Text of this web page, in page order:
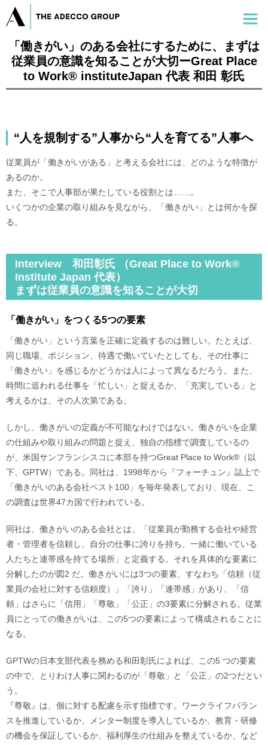
「働きがい」のある会社にするために、まずは
従業員の意識を知ることが大切ーGreat Place
to Work® instituteJapan 代表 和田 彰氏
“人を規制する”人事から“人を育てる”人事へ
従業員が「働きがいがある」と考える会社には、どのような特徴が
あるのか。
また、そこで人事部が果たしている役割とは……。
いくつかの企業の取り組みを見ながら、「働きがい」とは何かを探
る。
Interview 和田彰氏 （Great Place to Work®
Institute Japan 代表）
まずは従業員の意識を知ることが大切
「働きがい」をつくる5つの要素
「働きがい」という言葉を正確に定義するのは難しい。たとえば、
同じ職場、ポジション、待遇で働いていたとしても、その仕事に
「働きがい」を感じるかどうかは人によって異なるだろう。また、
時間に追われる仕事を「忙しい」と捉えるか、「充実している」と
考えるかは、その人次第である。
しかし、働きがいの定義が不可能なわけではない。働きがいを企業
の仕組みや取り組みの問題と捉え、独自の指標で調査しているの
が、米国サンフランシスコに本部を持つGreat Place to Work®（以
下、GPTW）である。同社は、1998年から『フォーチュン』誌上で
「働きがいのある会社ベスト100」を毎年発表しており、現在、こ
の調査は世界47カ国で行われている。
同社は、働きがいのある会社とは、「従業員が勤務する会社や経営
者・管理者を信頼し、自分の仕事に誇りを持ち、一緒に働いている
人たちと連帯感を持てる場所」と定義する。それを具体的な要素に
分解したのが図2 だ。働きがいには3つの要素、すなわち「信頼（従
業員の会社に対する信頼度）」「誇り」「連帯感」があり、「信
頼」はさらに「信用」「尊敬」「公正」の3要素に分解される。従業
員にとっての働きがいは、この5つの要素によって構成されることに
なる。
GPTWの日本支部代表を務める和田彰氏によれば、この5 つの要素
の中で、とりわけ人事に関わるのが「尊敬」と「公正」の2つだとい
う。
『尊敬』は、個に対する配慮を示す指標です。ワークライフバラン
スを推進しているか、メンター制度を導入しているか、教育・研修
の機会を保証しているか、福利厚生の仕組みを整えているか、など